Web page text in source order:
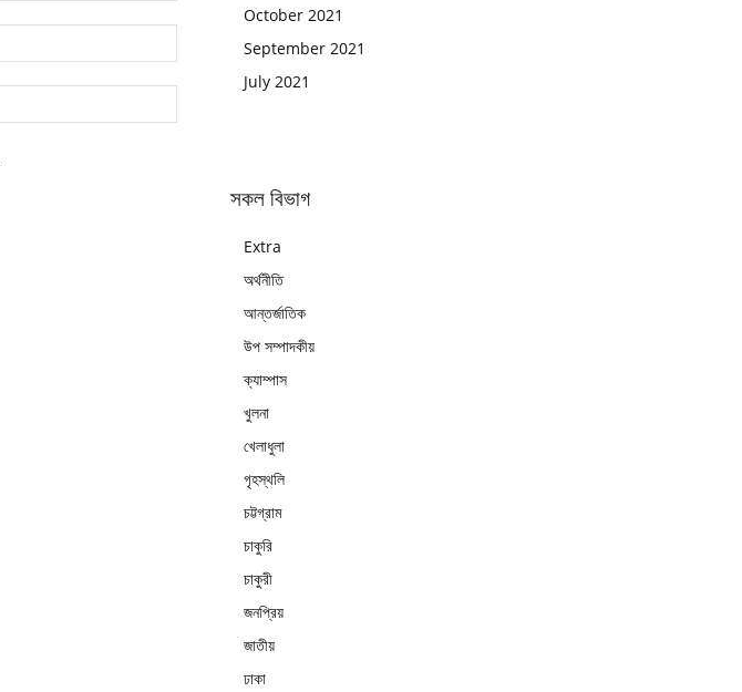
October 2021
September 2021
July 2021
সকল বিভাগ
Extra
অর্থনীতি
আন্তর্জাতিক
উপ সম্পাদকীয়
ক্যাম্পাস
খুলনা
খেলাধুলা
গৃহস্থলি
চট্টগ্রাম
চাকুরি
চাকুরী
জনপ্রিয়
জাতীয়
ঢাকা